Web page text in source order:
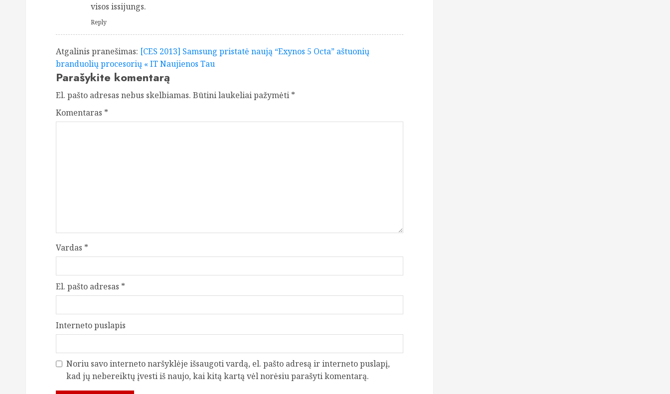
visos issijungs.
Reply
Atgalinis pranešimas: [CES 2013] Samsung pristatė naują “Exynos 5 Octa” aštuonių
branduolių procesorių « IT Naujienos Tau
Parašykite komentarą
El. pašto adresas nebus skelbiamas. Būtini laukeliai pažymėti *
Komentaras *
Vardas *
El. pašto adresas *
Interneto puslapis
Noriu savo interneto naršyklėje išsaugoti vardą, el. pašto adresą ir interneto puslapį,
kad jų nebereiktų įvesti iš naujo, kai kitą kartą vėl norėsiu parašyti komentarą.